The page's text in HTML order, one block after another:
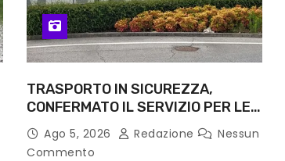
TRASPORTO IN SICUREZZA,
CONFERMATO IL SERVIZIO PER LE
NOTTI DI AGOSTO: DEFINITI
PERCORSI, FERMATE E ORARIO
Ago 5, 2026 Redazione
Nessun
Commento